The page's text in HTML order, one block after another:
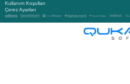
Kullanım Koşulları
Çerez Ayarları